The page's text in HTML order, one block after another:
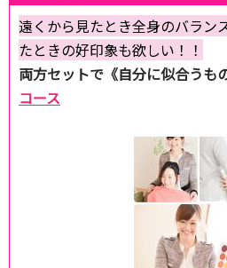
遠くから見たとき全身のバラン
たときの好印象も欲しい！！
両方セットで《自分に似合うも
コース